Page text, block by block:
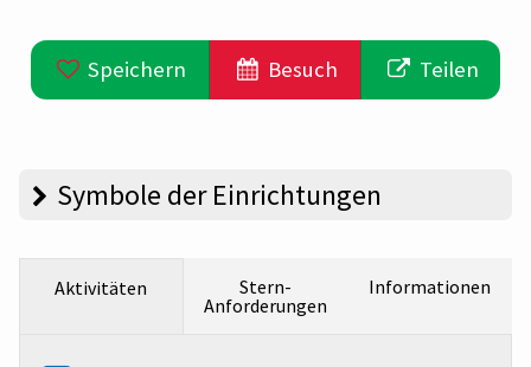
Speichern Besuch Teilen
Symbole der Einrichtungen
Aktivitäten
Stern-
Anforderungen
Informationen